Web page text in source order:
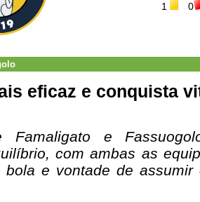
1 0
eficaz e conquista
Famaligato e
com ambas as
bola e vontade de